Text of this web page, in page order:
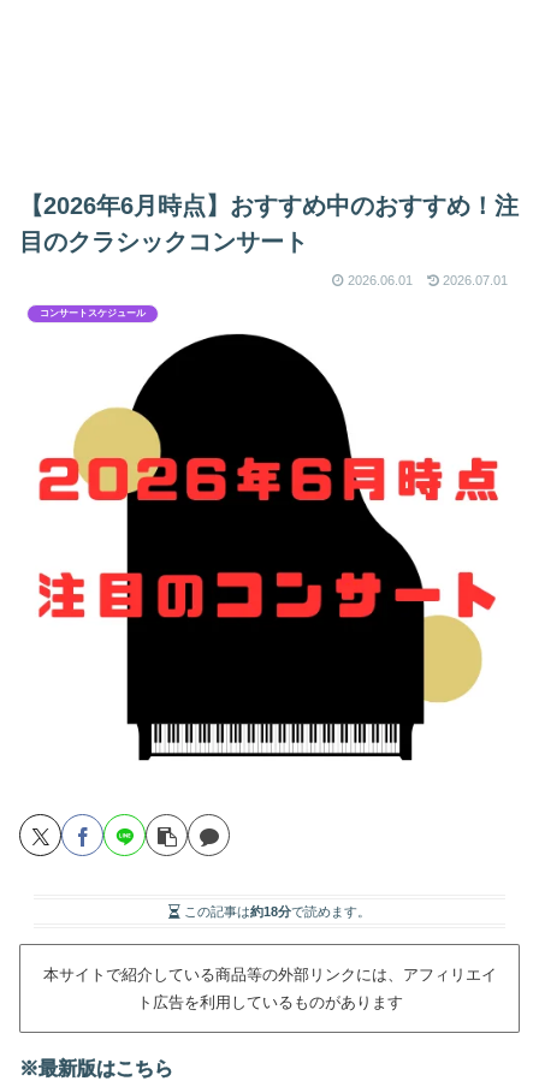
【2026年6月時点】おすすめ中のおすすめ！注
目のクラシックコンサート
2026.06.01 2026.07.01
コンサートスケジュール
この記事は約18分で読めます。
本サイトで紹介している商品等の外部リンクには、アフィリエイ
ト広告を利用しているものがあります
※最新版はこちら